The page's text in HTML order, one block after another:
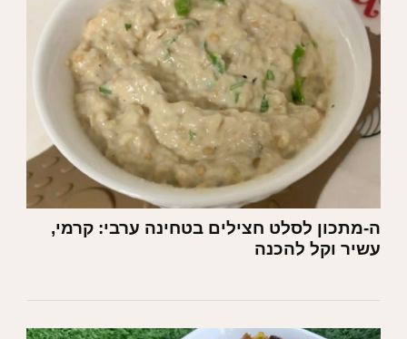
ה-מתכון לסלט חצילים בטחינה ערבי: קרמי,
עשיר וקל להכנה